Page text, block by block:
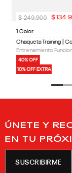
1 Color
Chaqueta Training |
Entrenamiento
40% OFF
10% OFF EXTRA
$ 249.900 $ 134.
ÚNETE Y
EN TU
SUSCRIBIRME